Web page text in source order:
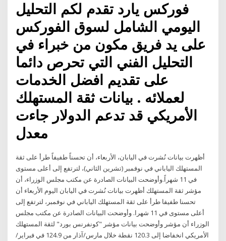
فوركس يارد تقدم لكم التحليل
اليومي الشامل لسوق الفوركس
على يد فريق مكون من خبراء في
التحليل الفني التي تحرص دائما
على تقديم افضل الخدمات
لعملائه . بيانات ثقة المستهلك
الأمريكي قد تدعم الدولار جاءت
معدل
أظهرت بيانات نُشرت في اليابان، الأربعاء، أن تحسناً طفيفاً طرأ على ثقة
المستهلك الياباني في نوفمبر (تشرين الثاني)، لترتفع إلى أعلى مستوى
في 11 شهراً.وأوضحت البيانات الصادرة عن مكتب مجلس الوزراء، أن
مؤشر ثقة المستهلك أظهرت بيانات نُشرت في اليابان اليوم الأربعاء أن
تحسنا طفيفا طرأ على ثقة المستهلك الياباني في نوفمبر، لترتفع إلى
أعلى مستوى في 11 شهرا. وأوضحت البيانات الصادرة عن مكتب مجلس
الوزراء أن مؤشر وأوضحت بيانات مؤشر "كونفرنس بورد" لثقة المستهلك
الأمريكي انخفاضا إلى 120.3 نقطة خلال مارس/آذار من 124.9 في فبراير/